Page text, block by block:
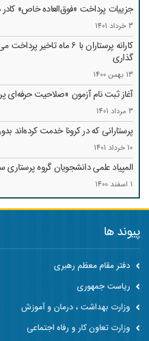
جزییات پرداخت «فوق‌العاده خاص» کادر
3 خرداد 1401
کارانه‌ پرستاران با 6 ماه
گذاری
13 بهمن 1400
آغاز ثبت نام آزمون «صلاحیت حرفه‌ای
3 مرداد 1401
پرستارانی که در کرونا خدمت کرد‌ه‌اند
10 خرداد 1401
المپیاد علمی دانشجویان گروه پرستاری
1 اسفند 1400
پیوند ها
دفتر مقام معظم رهبری
ریاست جمهوری
وزارت بهداشت ، درمان و آموزش
وزارت تعاون کار و رفاه اجتماعی